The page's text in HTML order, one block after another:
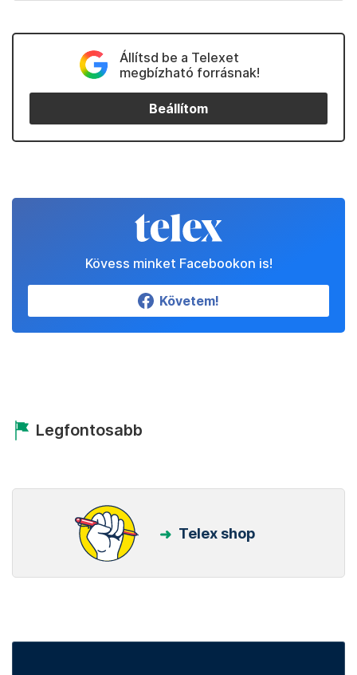
Állítsd be a Telexet
megbízható forrásnak!
Beállítom
Kövess minket Facebookon is!
Követem!
Legfontosabb
Telex shop